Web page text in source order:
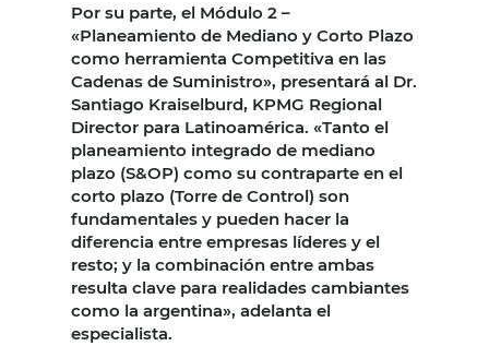
Por su parte, el Módulo 2 –
«Planeamiento de Mediano y Corto Plazo
como herramienta Competitiva en las
Cadenas de Suministro», presentará al Dr.
Santiago Kraiselburd, KPMG Regional
Director para Latinoamérica. «Tanto el
planeamiento integrado de mediano
plazo (S&OP) como su contraparte en el
corto plazo (Torre de Control) son
fundamentales y pueden hacer la
diferencia entre empresas líderes y el
resto; y la combinación entre ambas
resulta clave para realidades cambiantes
como la argentina», adelanta el
especialista.